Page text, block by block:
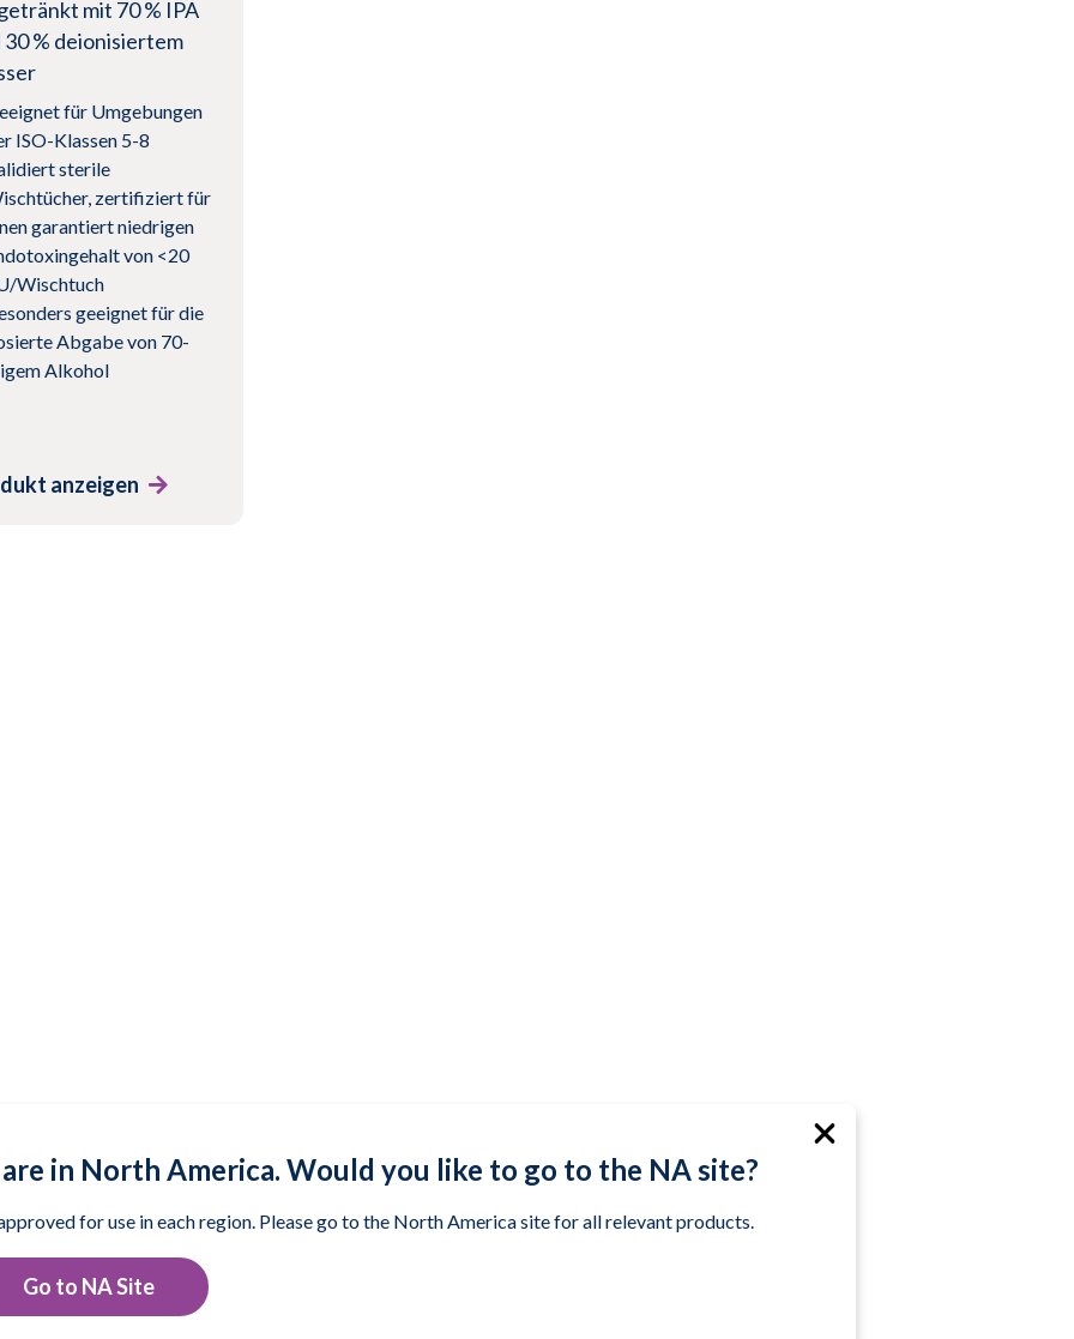
in North America. Would you like to go to the NA site?
for use in each region. Please go to the North America site for all relevant products.
Go to NA Site
mit 70 % IPA
30 % deionisiertem
für Umgebungen
ISO-Klassen 5-8
sterile
zertifiziert für
garantiert niedrigen
von <20
Wischtuch
geeignet für die
Abgabe von 70-
Alkohol
anzeigen